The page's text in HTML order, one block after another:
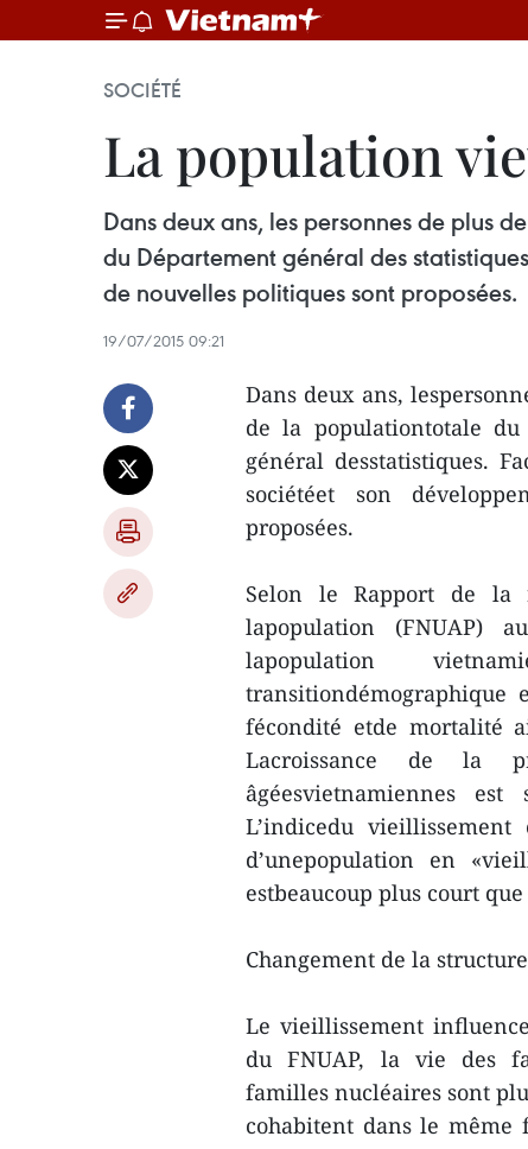
SOCIÉTÉ
La population
Dans deux ans, les personnes de plus
du Département général des
de nouvelles politiques sont proposées.
19/07/2015 09:21
Dans deux ans,
de la populationtotale
général desstatistiques.
sociétéet son
proposées.
Selon le Rapport de la
lapopulation (FNUAP)
lapopulation
fécondité etde mortalité
Lacroissance de la
âgéesvietnamiennes
L’indicedu vieillissement
d’unepopulation en
estbeaucoup plus court
Changement de la
Le vieillissement
du FNUAP, la vie des
familles nucléaires sont
cohabitent dans le même